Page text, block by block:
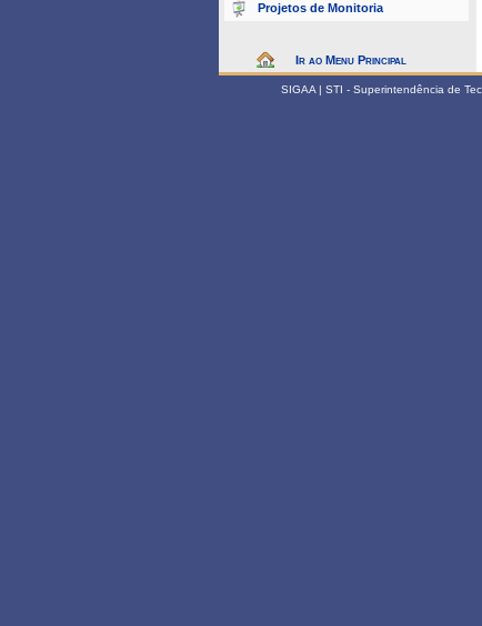
Projetos de Monitoria
Ir ao Menu Principal
SIGAA | STI - Superintendência de